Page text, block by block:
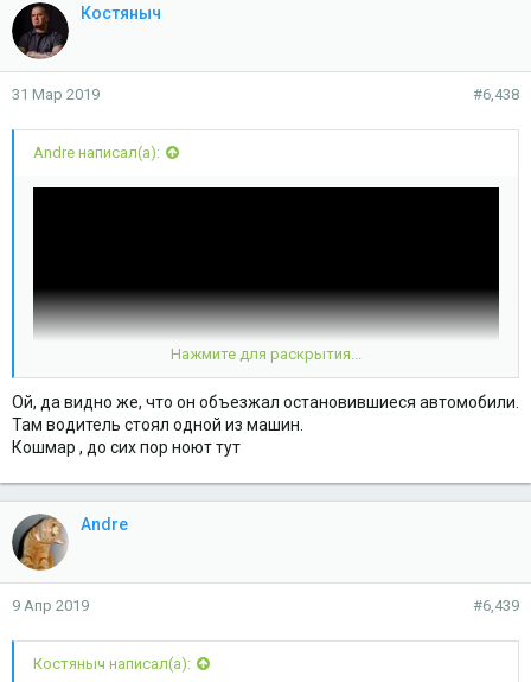
Костяныч
31 Мар 2019 #6,438
Andre написал(а):
СЮРПРИЗ на повороте.
Нажмите для раскрытия...
Ой, да видно же, что он объезжал остановившиеся автомобили.
Там водитель стоял одной из машин.
Кошмар , до сих пор ноют тут
Andre
9 Апр 2019 #6,439
Костяныч написал(а):